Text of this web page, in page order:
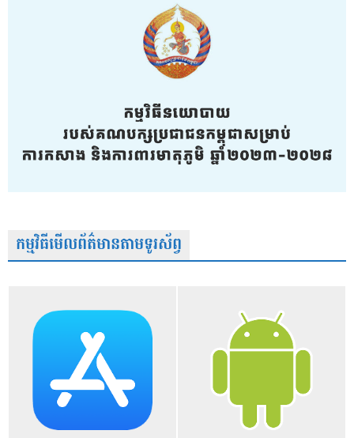
កម្មវិធីមើលព័ត៌មានតាមទូរស័ព្វ